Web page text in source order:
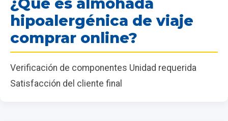
hipoalergénica de viaje
comprar online?
Verificación de componentes Unidad requerida
Satisfacción del cliente final